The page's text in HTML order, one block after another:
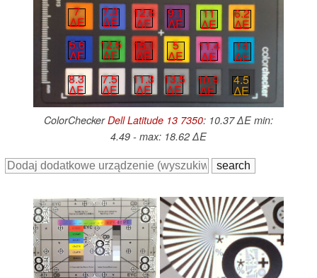
7
∆E
7.3
∆E
12.6
∆E
9.1
∆E
11
∆E
6.2
∆E
5.6
∆E
12.5
∆E
15.1
∆E
5
∆E
11.4
∆E
14
∆E
8.3
∆E
7.5
∆E
11.3
∆E
13.5
∆E
10.9
∆E
4.5
∆E
ColorCheckerDell Latitude 13 7350: 10.37 ∆E min:
4.49 - max: 18.62 ∆E